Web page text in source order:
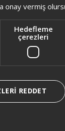
tanıma özelliği
nedir?
ne kadardır?
onay vermiş
Hedefleme
çerezleri
REDDET